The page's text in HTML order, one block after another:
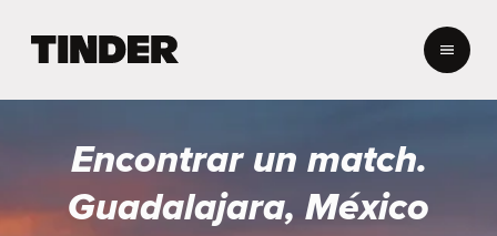
r
n
Encontrar un match.
Guadalajara, México